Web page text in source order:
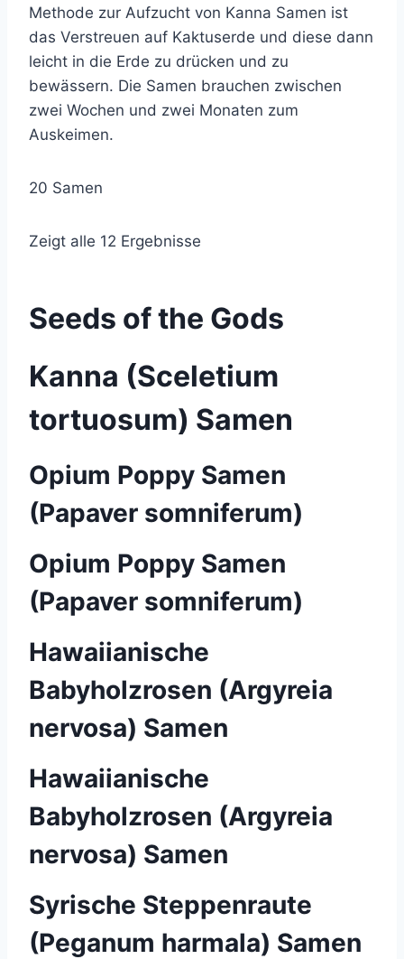
Methode zur Aufzucht von Kanna Samen ist
das Verstreuen auf Kaktuserde und diese dann
leicht in die Erde zu drücken und zu
bewässern. Die Samen brauchen zwischen
zwei Wochen und zwei Monaten zum
Auskeimen.
20 Samen
Zeigt alle 12 Ergebnisse
Seeds of the Gods
Kanna (Sceletium
tortuosum) Samen
Opium Poppy Samen
(Papaver somniferum)
Opium Poppy Samen
(Papaver somniferum)
Hawaiianische
Babyholzrosen (Argyreia
nervosa) Samen
Hawaiianische
Babyholzrosen (Argyreia
nervosa) Samen
Syrische Steppenraute
(Peganum harmala) Samen